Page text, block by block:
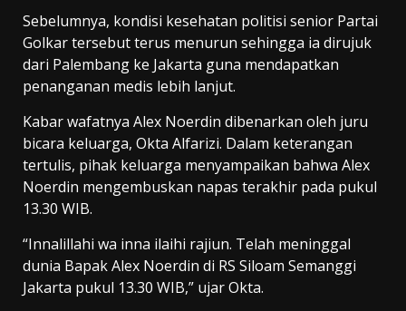
Sebelumnya, kondisi kesehatan politisi senior Partai
Golkar tersebut terus menurun sehingga ia dirujuk
dari Palembang ke Jakarta guna mendapatkan
penanganan medis lebih lanjut.
Kabar wafatnya Alex Noerdin dibenarkan oleh juru
bicara keluarga, Okta Alfarizi. Dalam keterangan
tertulis, pihak keluarga menyampaikan bahwa Alex
Noerdin mengembuskan napas terakhir pada pukul
13.30 WIB.
“Innalillahi wa inna ilaihi rajiun. Telah meninggal
dunia Bapak Alex Noerdin di RS Siloam Semanggi
Jakarta pukul 13.30 WIB,” ujar Okta.